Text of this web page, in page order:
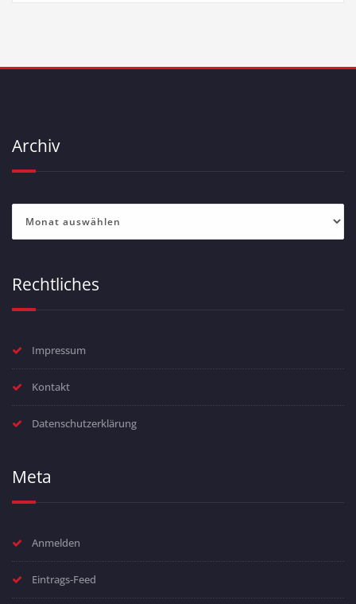
Archiv
Rechtliches
Impressum
Kontakt
Datenschutzerklärung
Meta
Anmelden
Eintrags-Feed